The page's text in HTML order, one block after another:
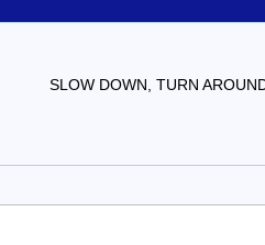
SLOW DOWN, TURN